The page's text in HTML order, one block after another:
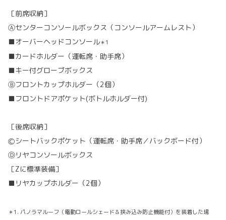
［前席収納］
Ⓐセンターコンソールボックス（コンソールアームレスト）
■オーバーヘッドコンソール＊1
■カードホルダー（運転席・助手席）
■キー付グローブボックス
Ⓑフロントカップホルダー（2個）
■フロントドアポケット(ボトルホルダー付)
［後席収納］
Ⓒシートバックポケット（運転席・助手席／バックボード付）
Ⓓリヤコンソールボックス
［Zに標準装備］
■リヤカップホルダー（2個）
＊1. パノラマルーフ（電動ロールシェード＆挟み込み防止機能付）を装着した場